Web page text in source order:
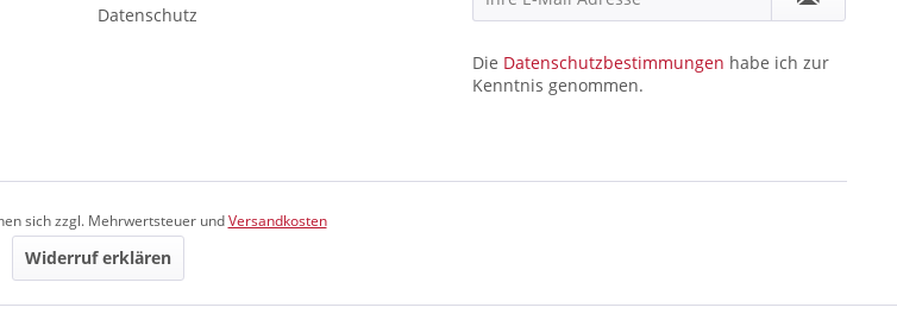
Datenschutz
Die Datenschutzbestimmungen habe ich zur
Kenntnis genommen.
sich zzgl. Mehrwertsteuer undVersandkosten
Widerruf erklären